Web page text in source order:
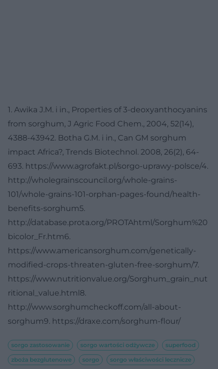
1. Awika J.M. i in., Properties of 3-deoxyanthocyanins
from sorghum, J Agric Food Chem., 2004, 52(14),
4388-43942. Botha G.M. i in., Can GM sorghum
impact Africa?, Trends Biotechnol. 2008, 26(2), 64-
693. https://www.agrofakt.pl/sorgo-uprawy-polsce/4.
http://wholegrainscouncil.org/whole-grains-
101/whole-grains-101-orphan-pages-found/health-
benefits-sorghum5.
http://database.prota.org/PROTAhtml/Sorghum%20
bicolor_Fr.htm6.
https://www.americansorghum.com/genetically-
modified-crops-threaten-gluten-free-sorghum/7.
https://www.nutritionvalue.org/Sorghum_grain_nut
ritional_value.html8.
http://www.sorghumcheckoff.com/all-about-
sorghum9. https://draxe.com/sorghum-flour/
sorgo zastosowanie sorgo wartości odżywcze
superfood
zboża bezglutenowe
sorgo sorgo właściwości lecznicze